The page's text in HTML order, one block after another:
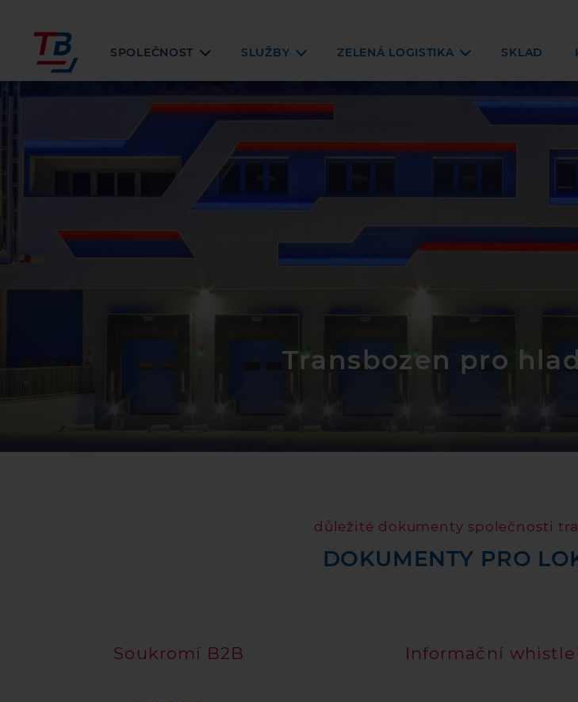
SPOLEČNOST SLUŽBY ZELENÁ LOGISTIKA SKLAD
Transbozen pro
důležité dokumenty společnosti
DOKUMENTY PRO
Soukromí B2B Informační